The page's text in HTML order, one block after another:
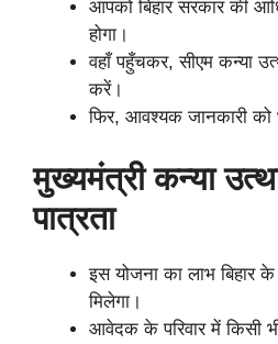
आपको बिहार सरकार की
होगा।
वहाँ पहुँचकर, सीएम कन्या
करें।
फिर, आवश्यक जानकारी
मुख्यमंत्री कन्या
पात्रता
इस योजना का लाभ बिहार के
मिलेगा।
आवेदक के परिवार में किसी